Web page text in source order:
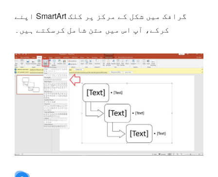
اپنے SmartArt گرافک میں شکل کے مرکز پر کلک
کرکے، آپ اس میں متن شامل کرسکتے ہیں۔